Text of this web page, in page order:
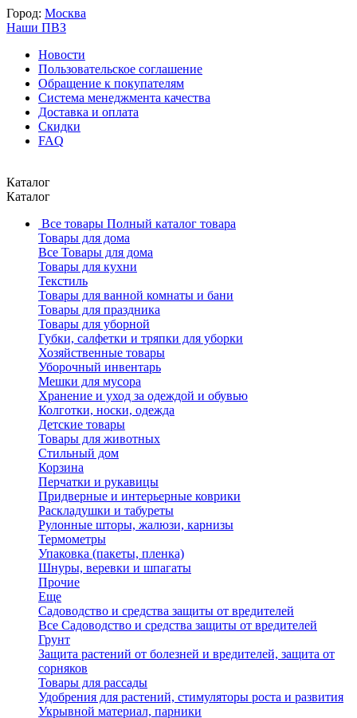
Город: Москва
Наши ПВЗ
Новости
Пользовательское соглашение
Обращение к покупателям
Система менеджмента качества
Доставка и оплата
Скидки
FAQ
Каталог
Каталог
Все товары Полный каталог товара
Товары для дома
Все Товары для дома
Товары для кухни
Текстиль
Товары для ванной комнаты и бани
Товары для праздника
Товары для уборной
Губки, салфетки и тряпки для уборки
Хозяйственные товары
Уборочный инвентарь
Мешки для мусора
Хранение и уход за одеждой и обувью
Колготки, носки, одежда
Детские товары
Товары для животных
Стильный дом
Корзина
Перчатки и рукавицы
Придверные и интерьерные коврики
Раскладушки и табуреты
Рулонные шторы, жалюзи, карнизы
Термометры
Упаковка (пакеты, пленка)
Шнуры, веревки и шпагаты
Прочие
Еще
Садоводство и средства защиты от вредителей
Все Садоводство и средства защиты от вредителей
Грунт
Защита растений от болезней и вредителей, защита от
сорняков
Товары для рассады
Удобрения для растений, стимуляторы роста и развития
Укрывной материал, парники